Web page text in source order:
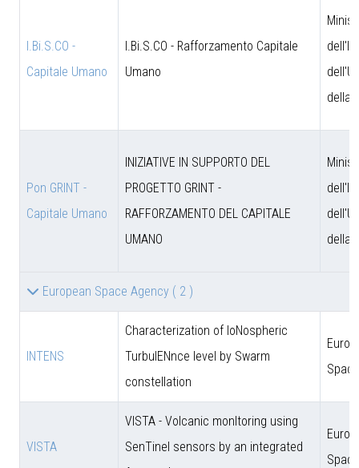
I.Bi.S.CO -
Capitale Umano
I.Bi.S.CO - Rafforzamento Capitale
Umano
della
Pon GRINT -
Capitale Umano
INIZIATIVE IN SUPPORTO DEL
PROGETTO GRINT -
RAFFORZAMENTO DEL CAPITALE
UMANO
della
European Space Agency ( 2 )
INTENS
Characterization of IoNospheric
TurbulENnce level by Swarm
constellation
VISTA
VISTA - Volcanic monItoring using
SenTinel sensors by an integrated